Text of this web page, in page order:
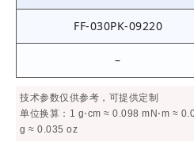
FF-030PK-09220
–
技术参数仅供参考，可提供定制
单位换算：1 g⋅cm ≈ 0.098 mN⋅m ≈
g ≈ 0.035 oz